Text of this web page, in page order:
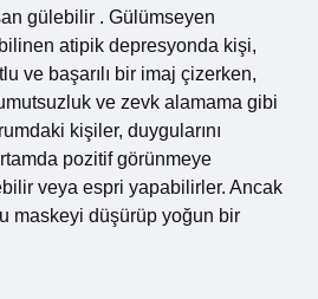
gülebilir . Gülümseyen
atipik depresyonda kişi,
ve başarılı bir imaj çizerken,
ve zevk alamama gibi
kişiler, duygularını
pozitif görünmeye
veya espri yapabilirler. Ancak
maskeyi düşürüp yoğun bir